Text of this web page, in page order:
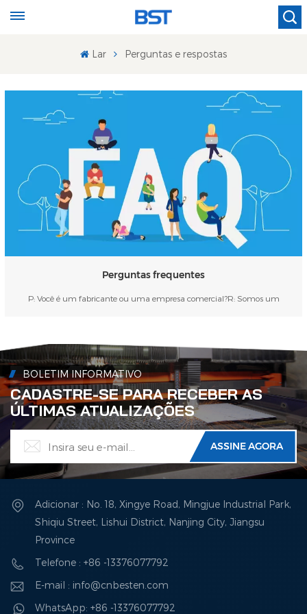
Lar Perguntas e respostas
Perguntas frequentes
P: Você é um fabricante ou uma empresa comercial?R: Somos um
principais marcas, como motores Cummins/Weichai/Yuchai e alternadores
Stamford/Leroy-Somer, com opções...
BOLETIM INFORMATIVO
CADASTRE-SE PARA RECEBER AS
ÚLTIMAS ATUALIZAÇÕES
Adicionar : No. 18, Xingye Road, Mingjue Industrial Park,
Shiqiu Street, Lishui District, Nanjing City, Jiangsu
Province
Telefone : +86 -13376077792
E-mail : info@cnbesten.com
WhatsApp: +86 -13376077792